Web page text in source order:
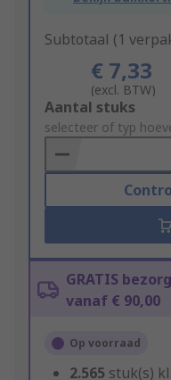
Subtotaal (1
€ 7,33
(excl. BTW)
Add
to
Basket
Aantal stuks
selecteer of typ
GRATIS
vanaf € 90,00
Op voorraad
2.565 stuk(s)